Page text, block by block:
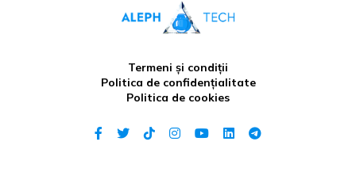
Termeni și condiții
Politica de confidențialitate
Politica de cookies